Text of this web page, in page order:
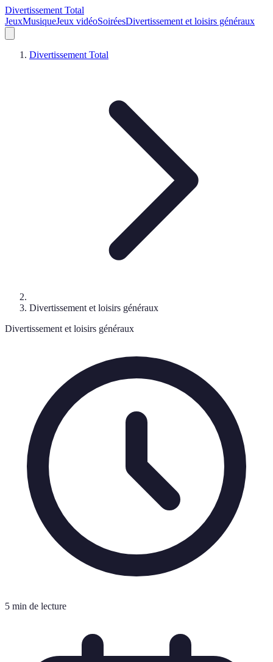
Divertissement Total
JeuxMusiqueJeux vidéoSoiréesDivertissement et loisirs généraux
Divertissement Total
Divertissement et loisirs généraux
Divertissement et loisirs généraux
5 min de lecture